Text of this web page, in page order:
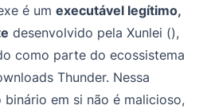
é umexecutável legítimo,
desenvolvido pela Xunlei (),
como parte do ecossistema
Thunder. Nessa
em si não é malicioso,